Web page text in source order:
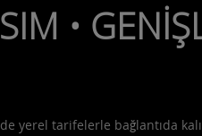
•
yerel tarifelerle bağlantıda